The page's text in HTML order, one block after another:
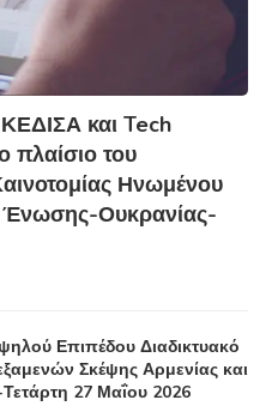
και Tech
πλαίσιο του
Ηνωμένου
Ένωσης-Ουκρανίας-
Επιπέδου Διαδικτυακό
Σκέψης Αρμενίας και
27 Μαΐου 2026